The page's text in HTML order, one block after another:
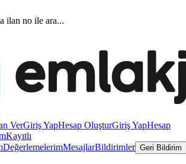
ilan no ile ara...
VerGiriş YapHesap OluşturGiriş YapHesap
Kayıtlı
DeğerlemelerimMesajlarBildirimler Geri Bildirim